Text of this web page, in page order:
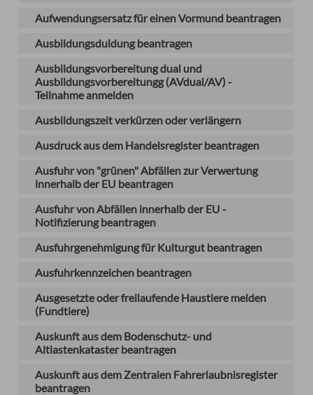
Aufwendungsersatz für einen Vormund beantragen
Ausbildungsduldung beantragen
Ausbildungsvorbereitung dual und
Ausbildungsvorbereitungg (AVdual/AV) -
Teilnahme anmelden
Ausbildungszeit verkürzen oder verlängern
Ausdruck aus dem Handelsregister beantragen
Ausfuhr von "grünen" Abfällen zur Verwertung
innerhalb der EU beantragen
Ausfuhr von Abfällen innerhalb der EU -
Notifizierung beantragen
Ausfuhrgenehmigung für Kulturgut beantragen
Ausfuhrkennzeichen beantragen
Ausgesetzte oder freilaufende Haustiere melden
(Fundtiere)
Auskunft aus dem Bodenschutz- und
Altlastenkataster beantragen
Auskunft aus dem Zentralen Fahrerlaubnisregister
beantragen